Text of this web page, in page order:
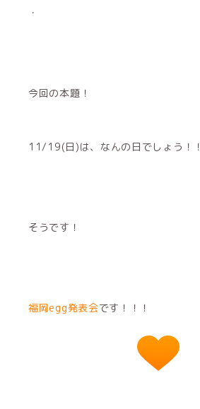
・
今回の本題！
11/19(日)は、なんの日でしょう！！
そうです！
福岡egg発表会です！！！